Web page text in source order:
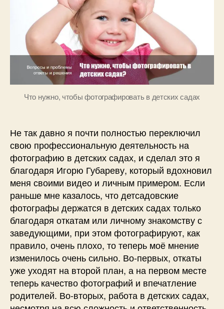
н
о
в
в
детских
садах?
Что нужно, чтобы фотографировать в детских садах
Не так давно я почти полностью переключил
свою профессиональную деятельность на
фотографию в детских садах, и сделал это я
благодаря Игорю Губареву, который вдохновил
меня своими видео и личным примером. Если
раньше мне казалось, что детсадовские
фотографы держатся в детских садах только
благодаря откатам или личному знакомству с
заведующими, при этом фотографируют, как
правило, очень плохо, то теперь моё мнение
изменилось очень сильно. Во-первых, откаты
уже уходят на второй план, а на первом месте
теперь качество фотографий и впечатление
родителей. Во-вторых, работа в детских садах,